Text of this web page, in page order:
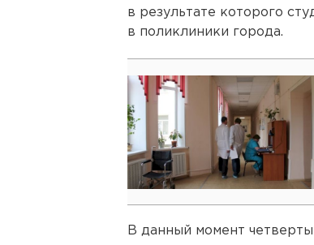
в результате которого
в поликлиники города.
В данный момент